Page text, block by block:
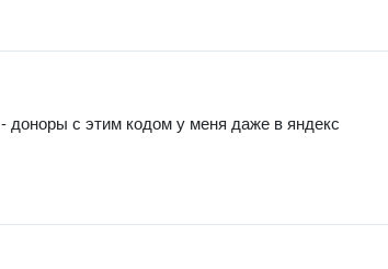
- доноры с этим кодом у меня даже в яндекс